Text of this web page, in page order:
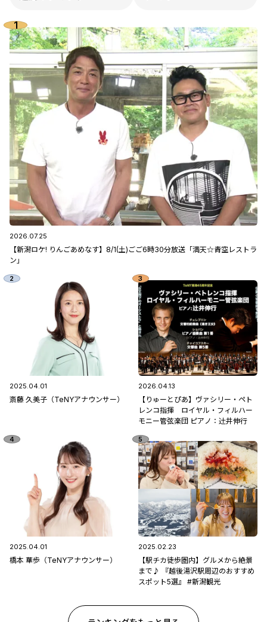
2026.07.25
【新潟ロケ! りんごあめなす】8/1(土)ごご6時30分放送「満天☆青空レストラ
ン」
2025.04.01
斎藤 久美子（TeNYアナウンサー）
2026.04.13
【りゅーとぴあ】ヴァシリー・ペト
レンコ指揮 ロイヤル・フィルハー
モニー管弦楽団 ピアノ：辻󠄀井伸行
2025.04.01
橋本 華歩（TeNYアナウンサー）
2025.02.23
【駅チカ徒歩圏内】グルメから絶景
まで♪ 『越後湯沢駅周辺のおすすめ
スポット5選』 #新潟観光